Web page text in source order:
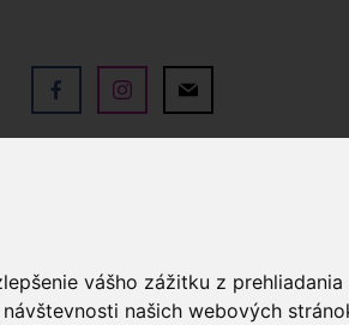
vášho zážitku z
našich webových